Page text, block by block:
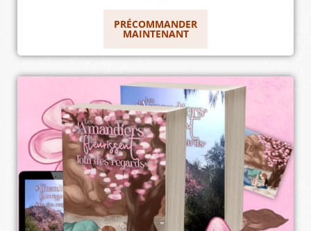
PRÉCOMMANDER
MAINTENANT